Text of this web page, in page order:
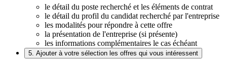
le détail du poste recherché et les éléments de contrat
le détail du profil du candidat recherché par l'entreprise
les modalités pour répondre à cette offre
la présentation de l'entreprise (si présente)
les informations complémentaires le cas échéant
5. Ajouter à votre sélection les offres qui vous intéressent